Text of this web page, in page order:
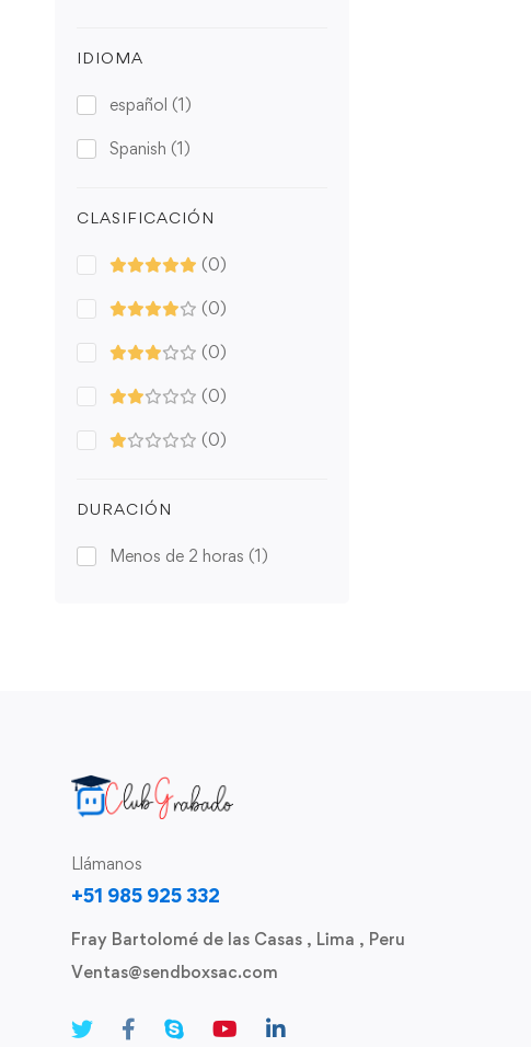
IDIOMA
español (1)
Spanish (1)
CLASIFICACIÓN
(0)
(0)
(0)
(0)
(0)
DURACIÓN
Menos de 2 horas (1)
Llámanos
+51 985 925 332
Fray Bartolomé de las Casas , Lima , Peru
Ventas@sendboxsac.com